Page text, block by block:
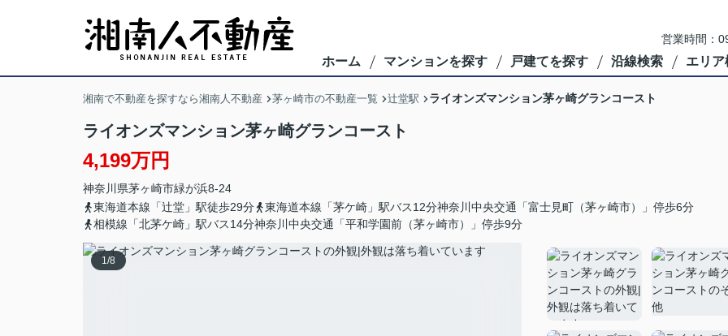
営業時間：
ホーム マンションを探す 戸建てを探す 沿線検索 エリア
湘南で不動産を探すなら湘南人不動産 茅ヶ崎市の不動産一覧 辻堂駅 ライオンズマンション茅ヶ崎グランコースト
ライオンズマンション茅ヶ崎グランコースト
4,199万円
神奈川県茅ヶ崎市緑が浜8-24
東海道本線「辻堂」駅徒歩29分
東海道本線「茅ケ崎」駅バス12分神奈川中央交通「富士見町（茅ヶ崎市）」停歩6分
相模線「北茅ケ崎」駅バス14分神奈川中央交通「平和学園前（茅ヶ崎市）」停歩9分
1/8